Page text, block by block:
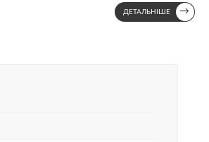
ДЕТАЛЬНІШЕ →